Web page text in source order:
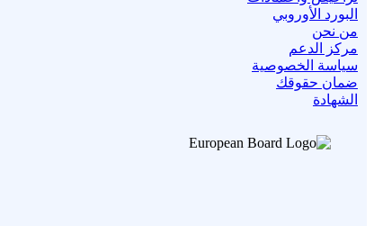
البورد الأوروبي
من نحن
مركز الدعم
سياسة الخصوصية
ضمان حقوقك
الشهادة